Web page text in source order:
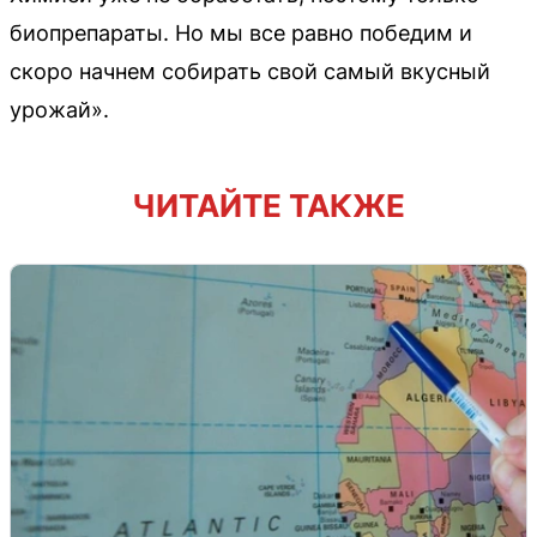
биопрепараты. Но мы все равно победим и
скоро начнем собирать свой самый вкусный
урожай».
ЧИТАЙТЕ ТАКЖЕ